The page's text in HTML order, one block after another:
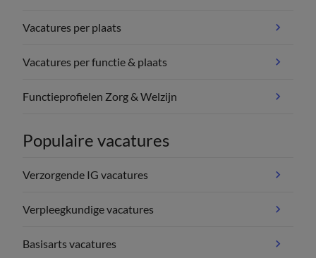
Vacatures per plaats
Vacatures per functie & plaats
Functieprofielen Zorg & Welzijn
Populaire vacatures
Verzorgende IG vacatures
Verpleegkundige vacatures
Basisarts vacatures